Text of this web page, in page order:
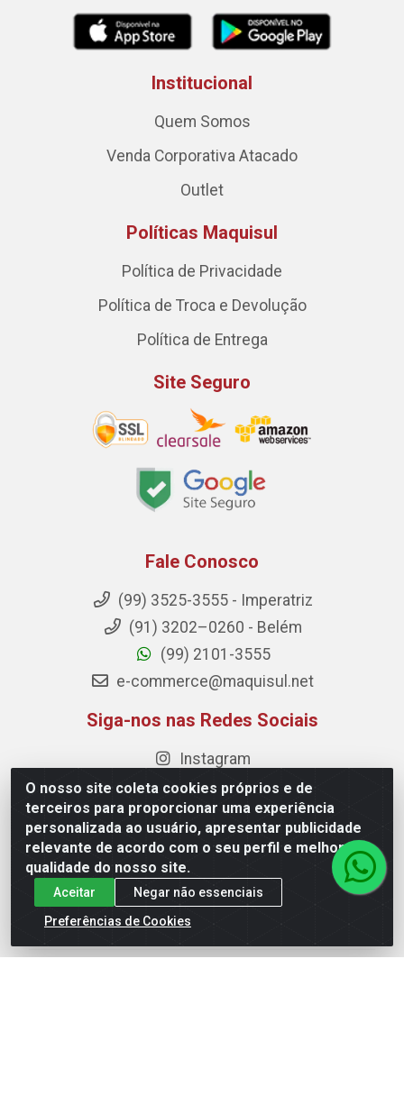
O nosso site coleta cookies próprios e de
terceiros para proporcionar uma experiência
personalizada ao usuário, apresentar publicidade
relevante de acordo com o seu perfil e melhorar a
qualidade do nosso site.
Aceitar
Negar não essenciais
Preferências de Cookies
Institucional
Quem Somos
Venda Corporativa Atacado
Outlet
Políticas Maquisul
Política de Privacidade
Política de Troca e Devolução
Política de Entrega
Site Seguro
Fale Conosco
(99) 3525-3555 - Imperatriz
(91) 3202–0260 - Belém
(99) 2101-3555
e-commerce@maquisul.net
Siga-nos nas Redes Sociais
Instagram
Facebook
Linkedin
YouTube
Formas de Pagamento